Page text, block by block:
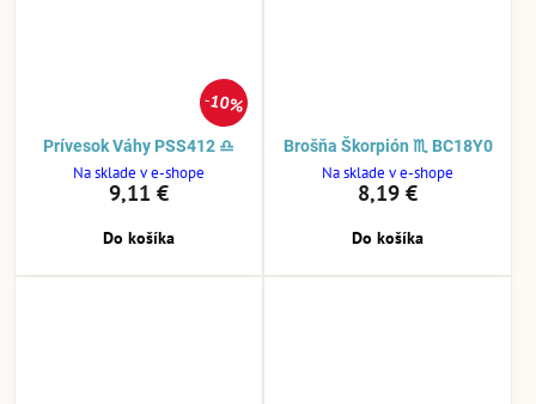
10%
Prívesok Váhy PSS412 ♎
Na sklade v e-shope
9,11 €
Do košíka
Brošňa Škorpión ♏ BC18Y0
Na sklade v e-shope
8,19 €
Do košíka